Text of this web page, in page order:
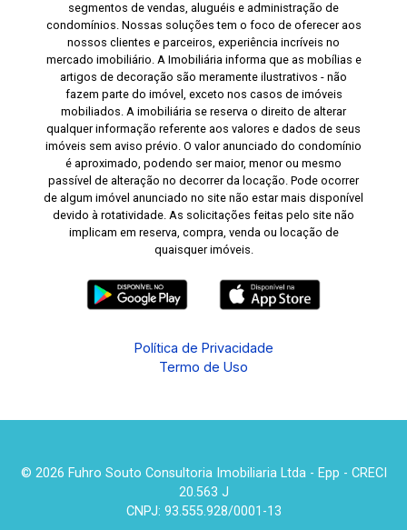
segmentos de vendas, aluguéis e administração de
condomínios. Nossas soluções tem o foco de oferecer aos
nossos clientes e parceiros, experiência incríveis no
mercado imobiliário. A Imobiliária informa que as mobílias e
artigos de decoração são meramente ilustrativos - não
fazem parte do imóvel, exceto nos casos de imóveis
mobiliados. A imobiliária se reserva o direito de alterar
qualquer informação referente aos valores e dados de seus
imóveis sem aviso prévio. O valor anunciado do condomínio
é aproximado, podendo ser maior, menor ou mesmo
passível de alteração no decorrer da locação. Pode ocorrer
de algum imóvel anunciado no site não estar mais disponível
devido à rotatividade. As solicitações feitas pelo site não
implicam em reserva, compra, venda ou locação de
quaisquer imóveis.
Política de Privacidade
Termo de Uso
© 2026 Fuhro Souto Consultoria Imobiliaria Ltda - Epp - CRECI
20.563 J
CNPJ: 93.555.928/0001-13